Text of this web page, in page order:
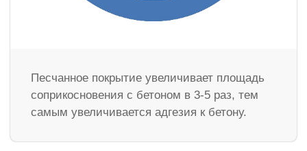
Песчанное покрытие увеличивает площадь
соприкосновения с бетоном в 3-5 раз, тем
самым увеличивается адгезия к бетону.